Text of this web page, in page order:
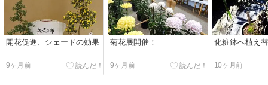
開花促進、シェードの効果
9ヶ月前
菊花展開催！
9ヶ月前
化粧鉢へ植え
10ヶ月前